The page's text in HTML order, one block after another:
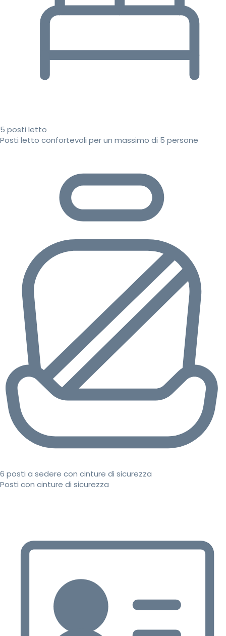
5 posti letto
Posti letto confortevoli per un massimo di 5 persone
6 posti a sedere con cinture di sicurezza
Posti con cinture di sicurezza